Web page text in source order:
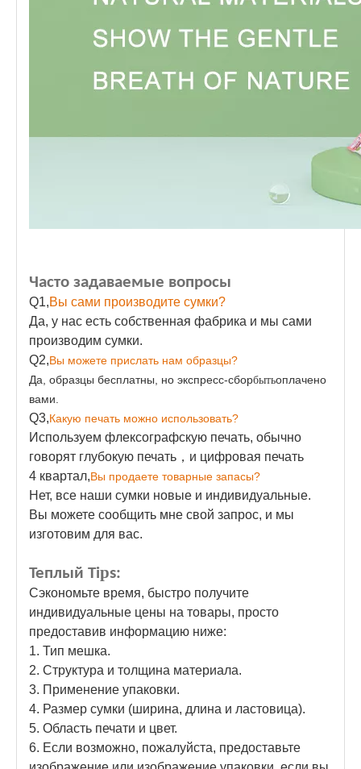
Часто задаваемые вопросы
Q1,Вы сами производите сумки?
Да, у нас есть собственная фабрика и мы сами
производим сумки.
Q2,Вы можете прислать нам образцы?
Да, образцы бесплатны, но экспресс-сборбытьоплачено
вами.
Q3,Какую печать можно использовать?
Используем флексографскую печать, обычно
говорят глубокую печать ， и цифровая печать
4 квартал,Вы продаете товарные запасы?
Нет, все наши сумки новые и индивидуальные.
Вы можете сообщить мне свой запрос, и мы
изготовим для вас.
Теплый Tips:
Сэкономьте время, быстро получите
индивидуальные цены на товары, просто
предоставив информацию ниже:
1. Тип мешка.
2. Структура и толщина материала.
3. Применение упаковки.
4. Размер сумки (ширина, длина и ластовица).
5. Область печати и цвет.
6. Если возможно, пожалуйста, предоставьте